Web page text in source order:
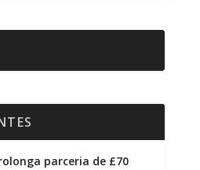
parceria de £70